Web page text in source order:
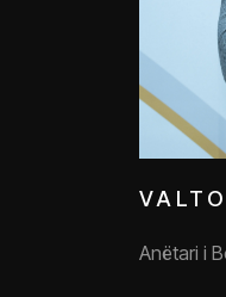
Anëtari i